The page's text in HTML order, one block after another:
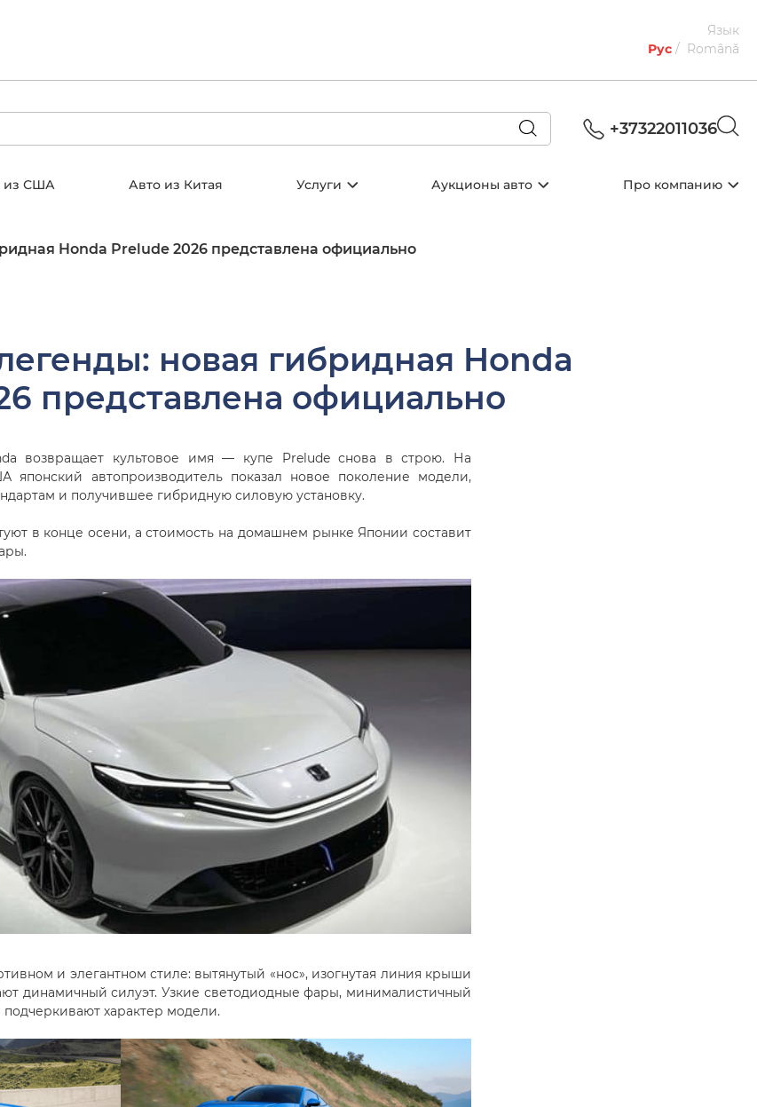
Язык
Рус
Română
+37322011036
из США Авто из Китая Услуги Аукционы авто Про компанию
Honda Prelude 2026 представлена официально
новая гибридная Honda
представлена официально
возвращает культовое имя — купе Prelude снова в строю. На
автопроизводитель показал новое поколение модели,
и получившее гибридную силовую установку.
в конце осени, а стоимость на домашнем рынке Японии составит
и элегантном стиле: вытянутый «нос», изогнутая линия крыши
динамичный силуэт. Узкие светодиодные фары, минималистичный
характер модели.